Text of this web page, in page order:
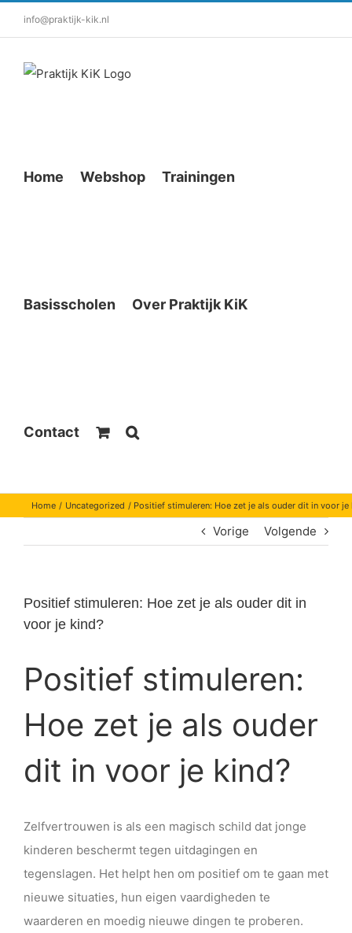
info@praktijk-kik.nl
Home Webshop Trainingen
Basisscholen Over Praktijk KiK
Contact
Home Uncategorized Positief stimuleren: Hoe zet je als ouder dit in voor je
Vorige Volgende
Positief stimuleren: Hoe zet je als ouder dit in
voor je kind?
Positief stimuleren:
Hoe zet je als ouder
dit in voor je kind?
Zelfvertrouwen is als een magisch schild dat jonge
kinderen beschermt tegen uitdagingen en
tegenslagen. Het helpt hen om positief om te gaan met
nieuwe situaties, hun eigen vaardigheden te
waarderen en moedig nieuwe dingen te proberen.